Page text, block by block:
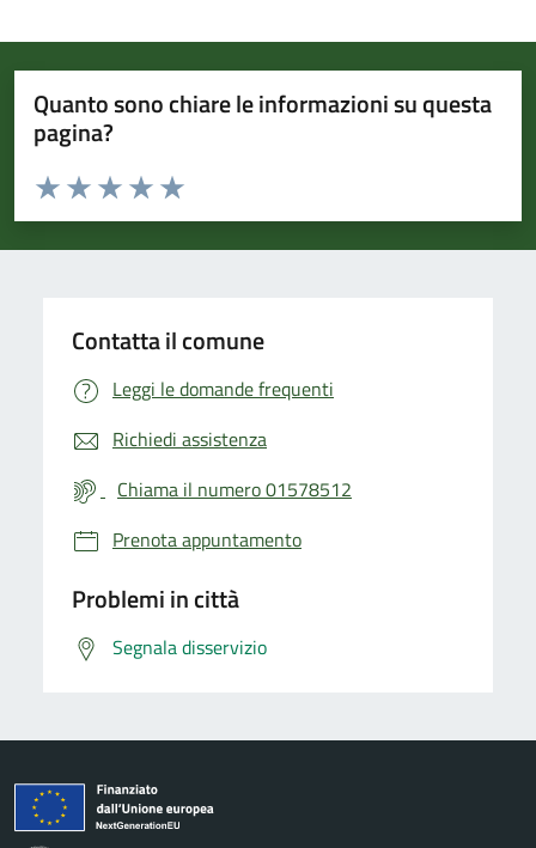
Quanto sono chiare le informazioni su questa
pagina?
Valuta da 1 a 5 stelle la pagina
Valuta 5 stelle su 5
Valuta 4 stelle su 5
Valuta 3 stelle su 5
Valuta 2 stelle su 5
Valuta 1 stelle su 5
Contatta il comune
Leggi le domande frequenti
Richiedi assistenza
Chiama il numero 01578512
Prenota appuntamento
Problemi in città
Segnala disservizio